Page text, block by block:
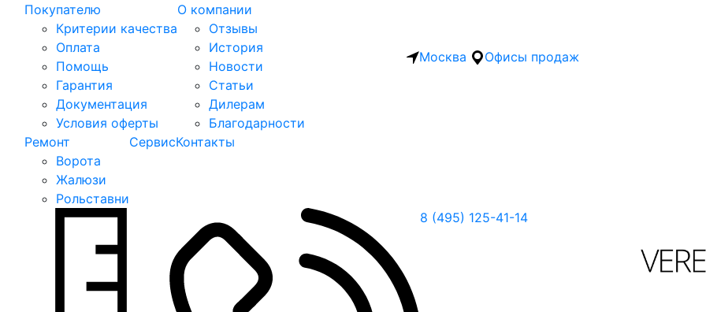
Покупателю
Критерии качества
Оплата
Помощь
Гарантия
Документация
Условия оферты
О компании
Отзывы
История
Новости
Статьи
Дилерам
Благодарности
Ремонт
Ворота
Жалюзи
Рольставни
СервисКонтакты
Москва Офисы продаж
8 (495) 125-41-14